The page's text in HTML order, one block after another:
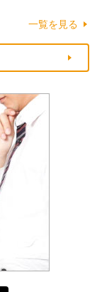
一覧を見る